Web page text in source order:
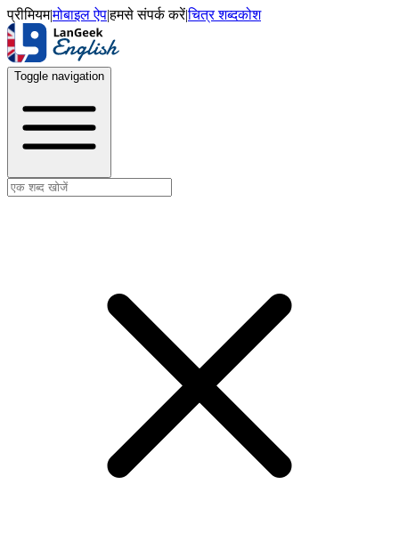
प्रीमियम|मोबाइल ऐप|हमसे संपर्क करें|चित्र शब्दकोश
Toggle navigation